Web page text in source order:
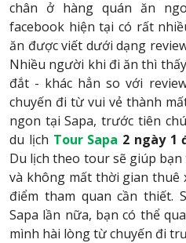
chân ở hàng quán ăn
facebook hiện tại có rất
ăn được viết dưới dạng
Nhiều người khi đi ăn thì
đắt - khác hẳn so với
chuyến đi từ vui vẻ thành
ngon tại Sapa, trước tiên
du lịch Tour Sapa 2 ngày 1
Du lịch theo tour sẽ giúp
và không mất thời gian thuê
điểm tham quan cần thiết.
Sapa lần nữa, bạn có thể
mình hài lòng từ chuyến đi